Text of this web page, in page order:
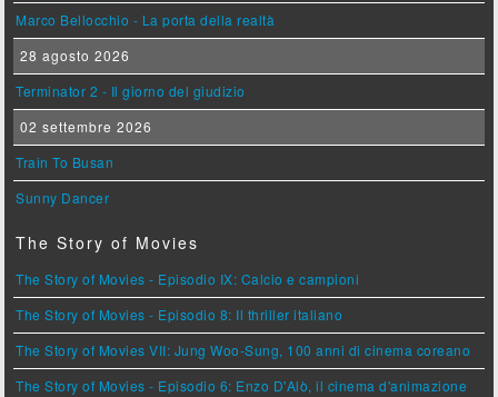
Marco Bellocchio - La porta della realtà
28 agosto 2026
Terminator 2 - Il giorno del giudizio
02 settembre 2026
Train To Busan
Sunny Dancer
The Story of Movies
The Story of Movies - Episodio IX: Calcio e campioni
The Story of Movies - Episodio 8: Il thriller italiano
The Story of Movies VII: Jung Woo-Sung, 100 anni di cinema coreano
The Story of Movies - Episodio 6: Enzo D'Alò, il cinema d'animazione